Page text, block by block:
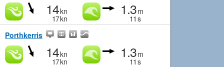
14kn
17kn
1.3m
11 s
Porthkerris
14kn
17kn
1.3m
11 s